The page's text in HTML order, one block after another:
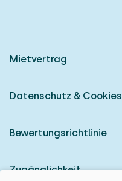
Mietvertrag
Datenschutz & Cookies
Bewertungsrichtlinie
Zugänglichkeit